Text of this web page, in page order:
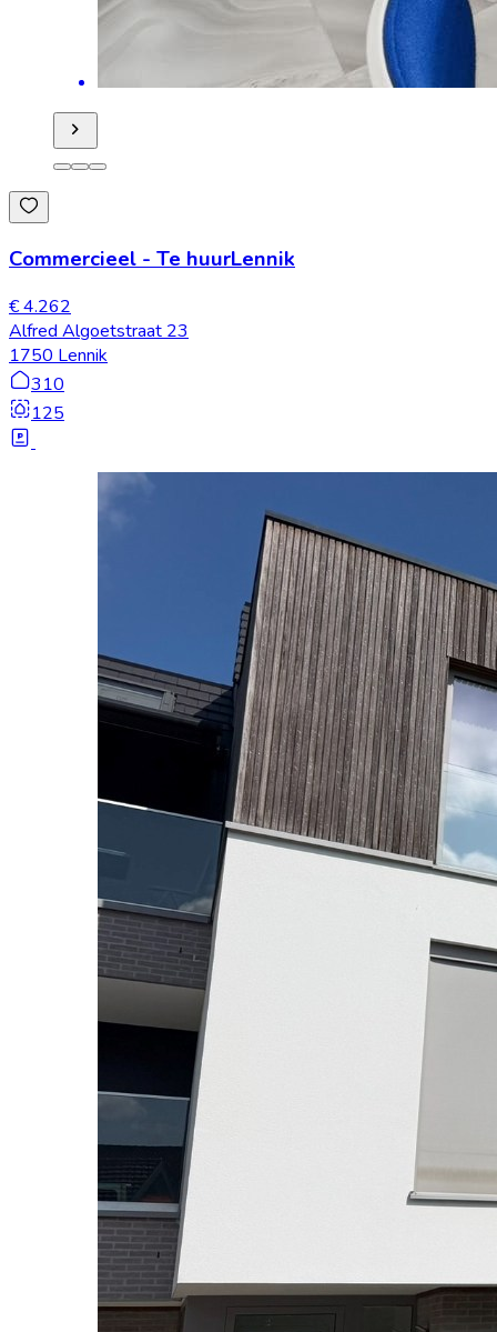
Commercieel - Te huurLennik
€ 4.262
Alfred Algoetstraat 23
1750 Lennik
310
125